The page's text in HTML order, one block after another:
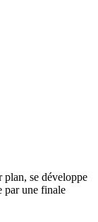
plan, se développe
par une finale